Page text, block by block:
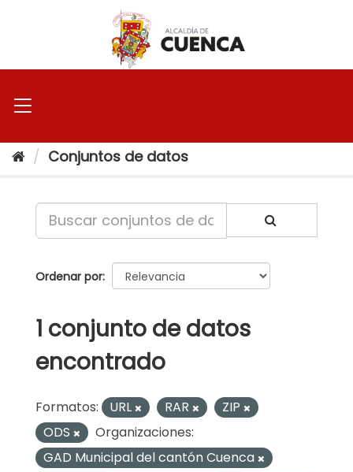
Conjuntos de datos
Ordenar por
1 conjunto de datos
encontrado
Formatos: URL RAR
ZIP
ODS
Organizaciones:
GAD Municipal del cantón Cuenca